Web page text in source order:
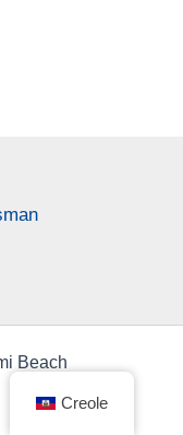
Beach
Creole